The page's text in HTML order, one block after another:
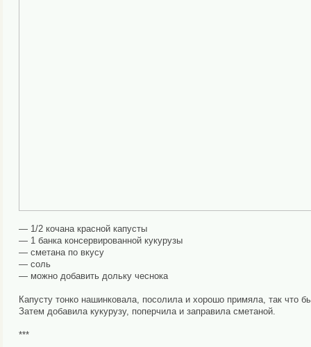
— 1/2 кочана красной капусты
— 1 банка консервированной кукурузы
— сметана по вкусу
— соль
— можно добавить дольку чеснока
Капусту тонко нашинковала, посолила и хорошо примяла, так что
Затем добавила кукурузу, поперчила и заправила сметаной.
***